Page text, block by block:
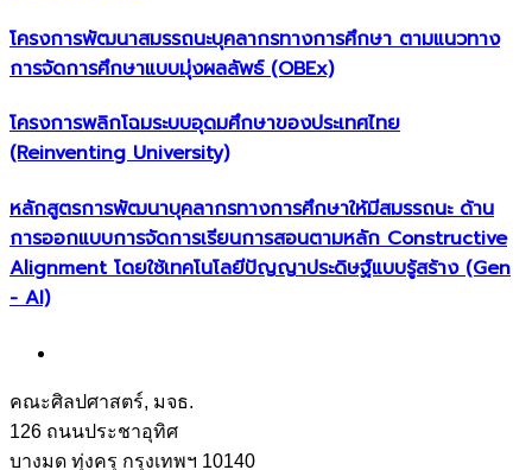
โครงการพัฒนาสมรรถนะบุคลากรทางการศึกษา ตามแนวทาง
การจัดการศึกษาแบบมุ่งผลลัพธ์ (OBEx)
โครงการพลิกโฉมระบบอุดมศึกษาของประเทศไทย
(Reinventing University)
หลักสูตรการพัฒนาบุคลากรทางการศึกษาให้มีสมรรถนะ ด้าน
การออกแบบการจัดการเรียนการสอนตามหลัก Constructive
Alignment โดยใช้เทคโนโลยีปัญญาประดิษฐ์แบบรู้สร้าง (Gen
- AI)
คณะศิลปศาสตร์, มจธ.
126 ถนนประชาอุทิศ
บางมด ทุ่งครุ กรุงเทพฯ 10140